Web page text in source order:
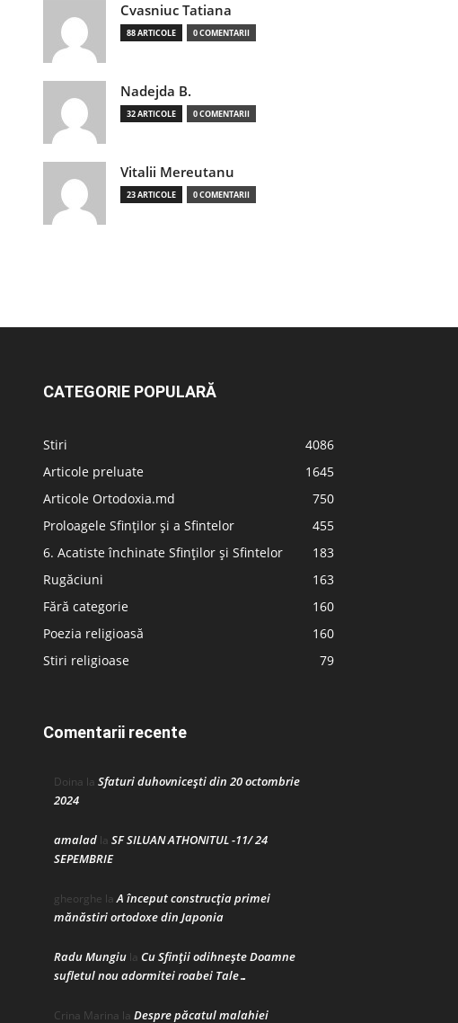
Cvasniuc Tatiana
88 ARTICOLE 0 COMENTARII
Nadejda B.
32 ARTICOLE 0 COMENTARII
Vitalii Mereutanu
23 ARTICOLE 0 COMENTARII
CATEGORIE POPULARĂ
Stiri
4086
Articole preluate
1645
Articole Ortodoxia.md
750
Proloagele Sfinților și a Sfintelor
455
6. Acatiste închinate Sfinților și Sfintelor
183
Rugăciuni
163
Fără categorie
160
Poezia religioasă
160
Stiri religioase
79
Comentarii recente
Doina la Sfaturi duhovnicești din 20 octombrie
2024
amalad la SF SILUAN ATHONITUL -11/ 24
SEPEMBRIE
gheorghe laA început construcţia primei
mănăstiri ortodoxe din Japonia
Radu Mungiu la Cu Sfinții odihnește Doamne
sufletul nou adormitei roabei Tale…
Crina Marina la Despre păcatul malahiei